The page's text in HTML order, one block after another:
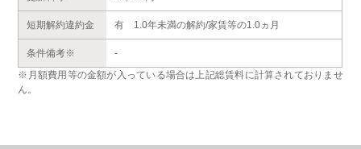
短期解約違約金 有 1.0年未満の解約/家賃等の1.0ヵ月
条件備考※
-
※月額費用等の金額が入っている場合は上記総賃料に計算されておりませ
ん。